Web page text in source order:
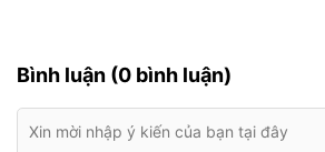
Bình luận (0 bình luận)